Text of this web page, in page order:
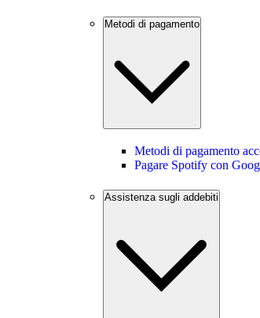
Metodi di pagamento
Metodi di pagamento
Pagare Spotify con
Assistenza sugli addebiti